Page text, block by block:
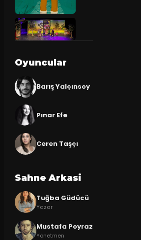
Oyuncular
Barış Yalçınsoy
Pınar Efe
Ceren Taşçı
Sahne Arkasi
Tuğba Güdücü
Yazar
Mustafa Poyraz
Yönetmen